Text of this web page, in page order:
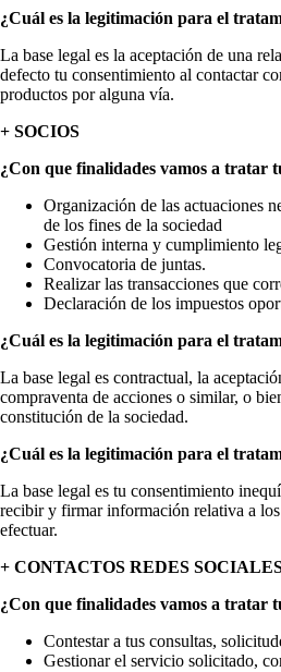
¿Cuál es la legitimación para el
La base legal es la aceptación de una
defecto tu consentimiento al contactar
productos por alguna vía.
+ SOCIOS
¿Con que finalidades vamos a tratar
Organización de las actuaciones
de los fines de la sociedad
Gestión interna y cumplimiento
Convocatoria de juntas.
Realizar las transacciones que
Declaración de los impuestos
¿Cuál es la legitimación para el
La base legal es contractual, la
compraventa de acciones o similar, o
constitución de la sociedad.
¿Cuál es la legitimación para el
La base legal es tu consentimiento
recibir y firmar información relativa a los
efectuar.
+ CONTACTOS REDES
¿Con que finalidades vamos a tratar
Contestar a tus consultas,
Gestionar el servicio solicitado,